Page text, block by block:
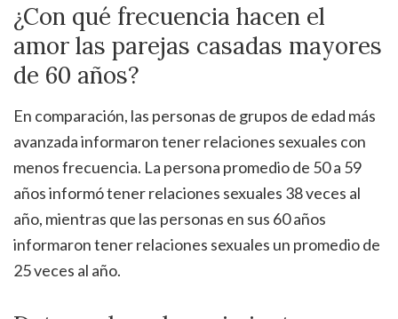
¿Con qué frecuencia hacen el
amor las parejas casadas mayores
de 60 años?
En comparación, las personas de grupos de edad más
avanzada informaron tener relaciones sexuales con
menos frecuencia. La persona promedio de 50 a 59
años informó tener relaciones sexuales 38 veces al
año, mientras que las personas en sus 60 años
informaron tener relaciones sexuales un promedio de
25 veces al año.